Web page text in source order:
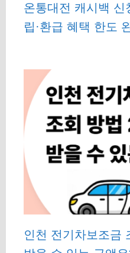
온통대전 캐시백 신
립·환급 혜택 한도
인천 전기차보조금